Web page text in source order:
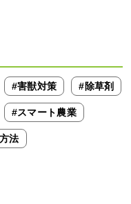
#害獣対策 #除草剤
#スマート農業
法